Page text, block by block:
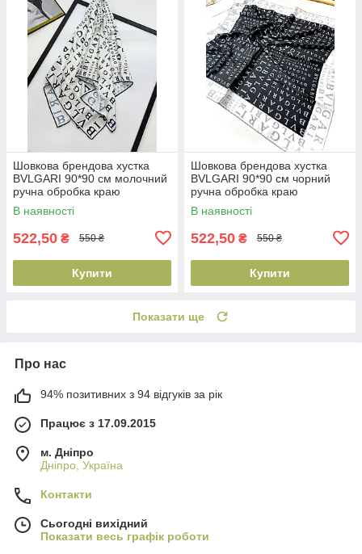
Шовкова брендова хустка
BVLGARI 90*90 см молочний
ручна обробка краю
В наявності
522,50 ₴ 550 ₴
Купити
Шовкова брендова хустка
BVLGARI 90*90 см чорний
ручна обробка краю
В наявності
522,50 ₴ 550 ₴
Купити
Показати ще
Про нас
94% позитивних з 94 відгуків за рік
Працює з 17.09.2015
м. Дніпро
Дніпро, Україна
Контакти
Сьогодні вихідний
Показати весь графік роботи